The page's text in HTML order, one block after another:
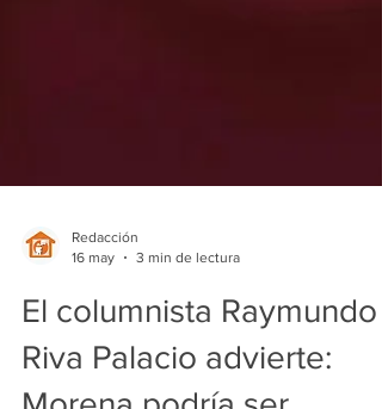
Redacción
16 may
3 min de lectura